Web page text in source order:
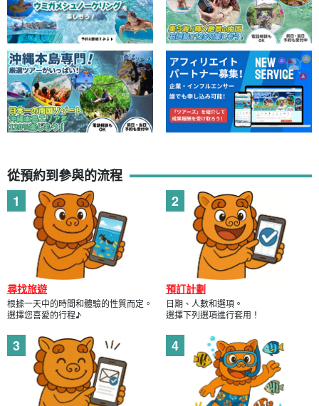
從預約到參與的流程
尋找旅遊
根據一天中的時間和體驗的性質而定。
選擇您喜愛的行程♪
預訂計劃
日期、人數和選項。
選擇下列選項進行套用！